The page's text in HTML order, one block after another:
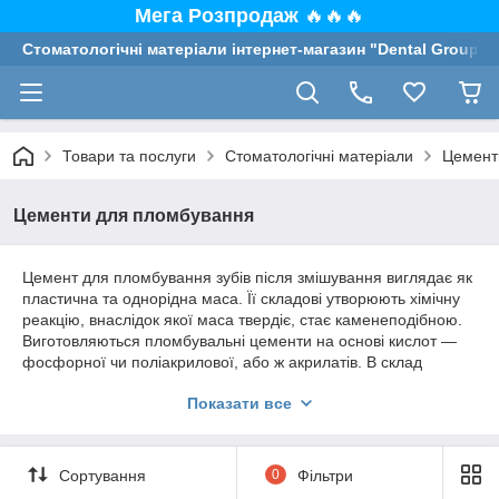
Мега Розпродаж 🔥🔥🔥
Стоматологічні матеріали інтернет-магазин "Dental Group"
Товари та послуги Стоматологічні матеріали
Цементи для пломбування
Цемент для пломбування зубів після змішування виглядає як
пластична та однорідна маса. Її складові утворюють хімічну
реакцію, внаслідок якої маса твердіє, стає каменеподібною.
Виготовляються пломбувальні цементи на основі кислот —
фосфорної чи поліакрилової, або ж акрилатів. В склад
залежності від показань лікар робить вибір на користь одного
силікатного;
Показати все
Сортування 0 Фільтри